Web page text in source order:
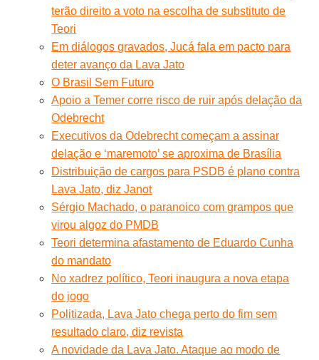
terão direito a voto na escolha de substituto de
Teori
Em diálogos gravados, Jucá fala em pacto para
deter avanço da Lava Jato
O Brasil Sem Futuro
Apoio a Temer corre risco de ruir após delação da
Odebrecht
Executivos da Odebrecht começam a assinar
delação e ‘maremoto’ se aproxima de Brasília
Distribuição de cargos para PSDB é plano contra
Lava Jato, diz Janot
Sérgio Machado, o paranoico com grampos que
virou algoz do PMDB
Teori determina afastamento de Eduardo Cunha
do mandato
No xadrez político, Teori inaugura a nova etapa
do jogo
Politizada, Lava Jato chega perto do fim sem
resultado claro, diz revista
A novidade da Lava Jato. Ataque ao modo de